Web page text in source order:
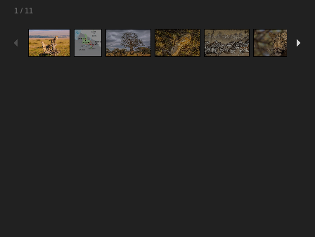
1 / 11